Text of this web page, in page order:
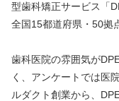
型歯科矯正サービス「
全国15都道府県・50拠
歯科医院の雰囲気が
く、アンケートでは医
ルダクト創業から、